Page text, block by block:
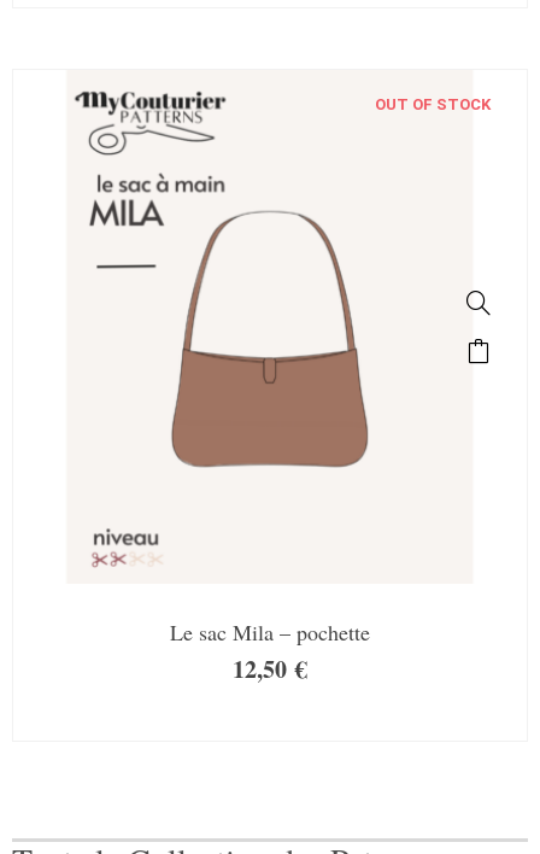
OUT OF STOCK
Le sac Mila – pochette
12,50€